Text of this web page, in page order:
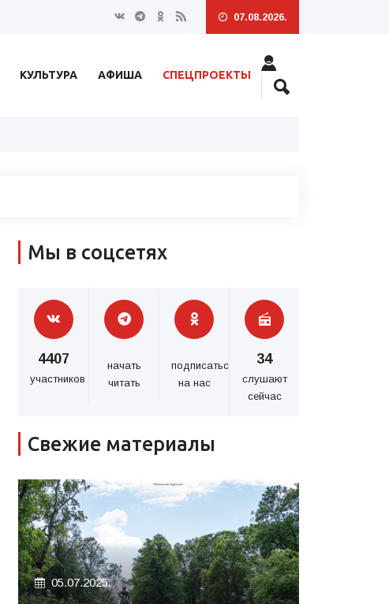
07.08.2026.
КУЛЬТУРА АФИША СПЕЦПРОЕКТЫ
Мы в соцсетях
4407
участников
начать
читать
подписаться
на нас
34
слушают
сейчас
Свежие материалы
05.07.2025.